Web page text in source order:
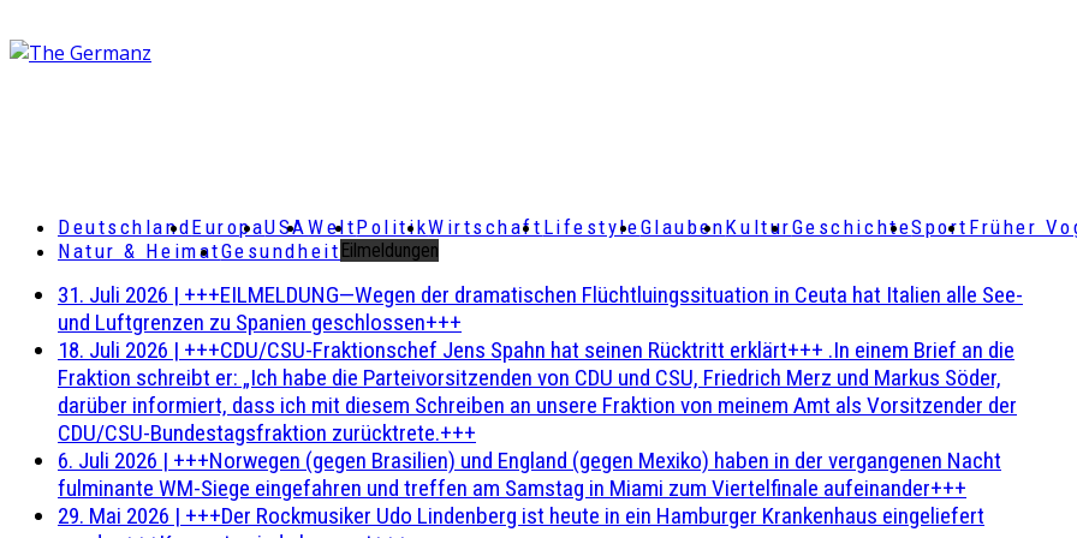
DeutschlandEuropaUSAWeltPolitikWirtschaft LifestyleGlaubenKulturGeschichteSport Früher
Natur & HeimatGesundheit Eilmeldungen
31. Juli 2026 | +++EILMELDUNG—Wegen der dramatischen Flüchtluingssituation in Ceuta hat Italien alle See-
und Luftgrenzen zu Spanien geschlossen+++
18. Juli 2026 | +++CDU/CSU-Fraktionschef Jens Spahn hat seinen Rücktritt erklärt+++ .In einem Brief an die
Fraktion schreibt er: „Ich habe die Parteivorsitzenden von CDU und CSU, Friedrich Merz und Markus Söder,
darüber informiert, dass ich mit diesem Schreiben an unsere Fraktion von meinem Amt als Vorsitzender der
CDU/CSU-Bundestagsfraktion zurücktrete.+++
6. Juli 2026 | +++Norwegen (gegen Brasilien) und England (gegen Mexiko) haben in der vergangenen Nacht
fulminante WM-Siege eingefahren und treffen am Samstag in Miami zum Viertelfinale aufeinander+++
29. Mai 2026 | +++Der Rockmusiker Udo Lindenberg ist heute in ein Hamburger Krankenhaus eingeliefert